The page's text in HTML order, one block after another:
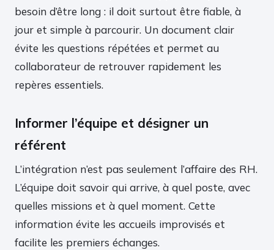
besoin d’être long : il doit surtout être fiable, à
jour et simple à parcourir. Un document clair
évite les questions répétées et permet au
collaborateur de retrouver rapidement les
repères essentiels.
Informer l’équipe et désigner un
référent
L’intégration n’est pas seulement l’affaire des RH.
L’équipe doit savoir qui arrive, à quel poste, avec
quelles missions et à quel moment. Cette
information évite les accueils improvisés et
facilite les premiers échanges.